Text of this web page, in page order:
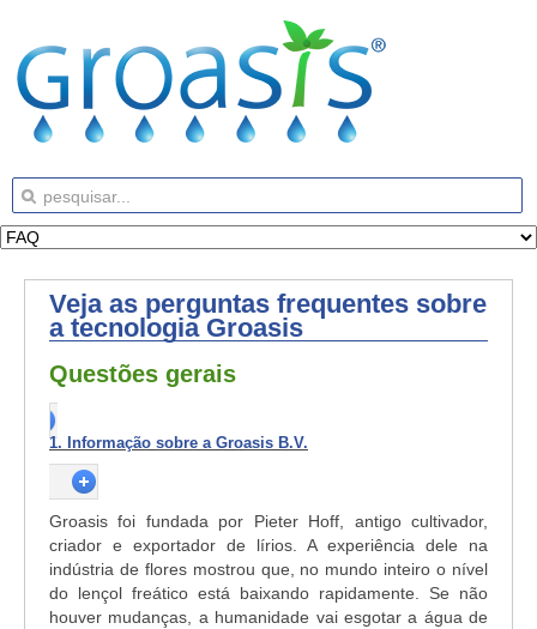
Veja as perguntas frequentes sobre
a tecnologia Groasis
Questões gerais
1. Informação sobre a Groasis B.V.
Groasis foi fundada por Pieter Hoff, antigo cultivador,
criador e exportador de lírios. A experiência dele na
indústria de flores mostrou que, no mundo inteiro o nível
do lençol freático está baixando rapidamente. Se não
houver mudanças, a humanidade vai esgotar a água de